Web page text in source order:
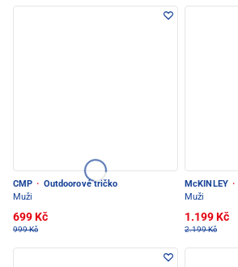
CMP · Outdoorové tričko
Muži
699 Kč
999 Kč
McKINLEY ·
Muži
1.199 Kč
2.199 Kč